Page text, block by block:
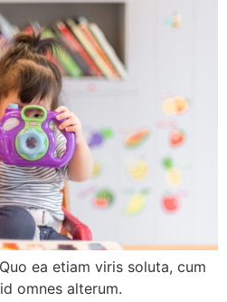
ea etiam viris soluta, cum
omnes alterum.